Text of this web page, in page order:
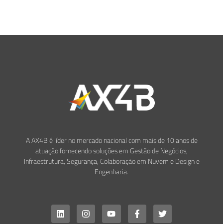
A AX4B é líder no mercado nacional com mais de 10 anos de
atuação fornecendo soluções em Gestão de Negócios,
Infraestrutura, Segurança, Colaboração em Nuvem e Design e
Engenharia.